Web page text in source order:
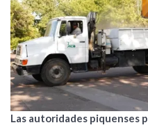
Las autoridades piquenses